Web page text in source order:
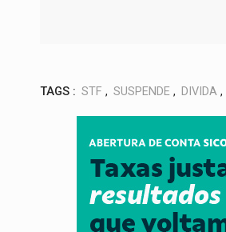
TAGS : STF , SUSPENDE , DIVIDA ,